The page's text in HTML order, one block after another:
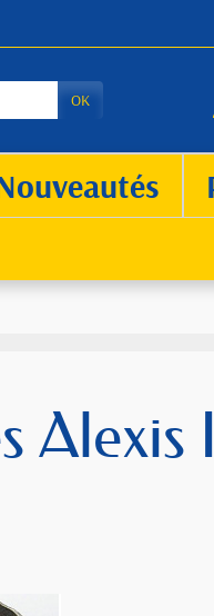
OK
Alexis